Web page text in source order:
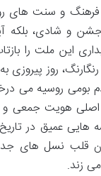
و سنت های
جشن و شادی، بلکه
این ملت را
روز پیروزی
بومی روسیه می
هویت جمعی و
هایی عمیق در
قلب نسل های
زند.